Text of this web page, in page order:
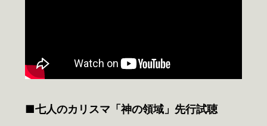
■七人のカリスマ「神の領域」先行試聴